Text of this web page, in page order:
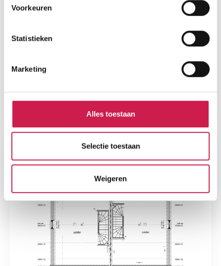
Voorkeuren
Statistieken
Marketing
Alles toestaan
Selectie toestaan
Weigeren